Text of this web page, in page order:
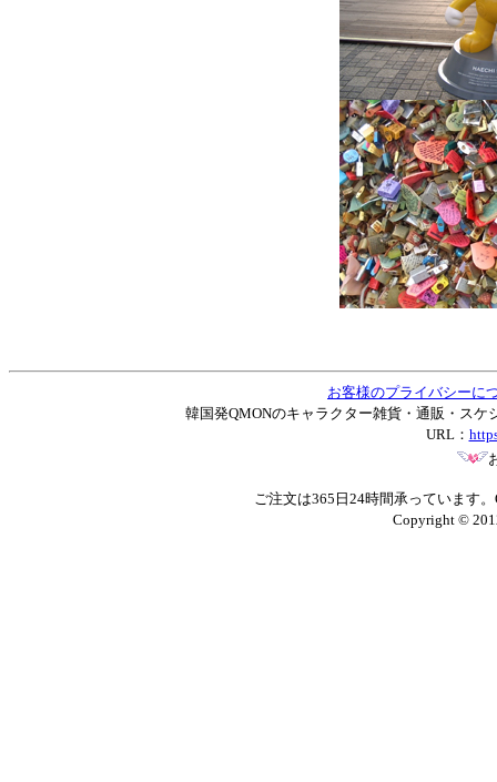
お客様のプライバシーに
韓国発QMONのキャラクター雑貨・通販・スケ
URL：
ご注文は365日24時間承っています
Copyright ©